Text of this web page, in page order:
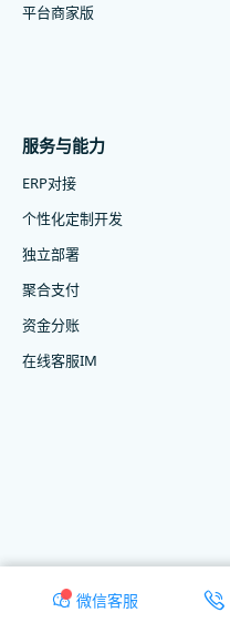
微信客服
平台商家版
服务与能力
ERP对接
个性化定制开发
独立部署
聚合支付
资金分账
在线客服IM